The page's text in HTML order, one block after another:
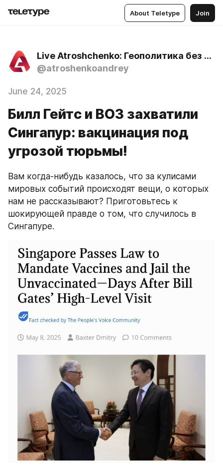
About Teletype Join
Live Atroshchenko: Геополитика без цензуры
@atroshenkoandrey
June 24, 2025
Билл Гейтс и ВОЗ захватили
Сингапур: вакцинация под
угрозой тюрьмы!
Вам когда-нибудь казалось, что за кулисами
мировых событий происходят вещи, о которых
нам не рассказывают? Приготовьтесь к
шокирующей правде о том, что случилось в
Сингапуре.